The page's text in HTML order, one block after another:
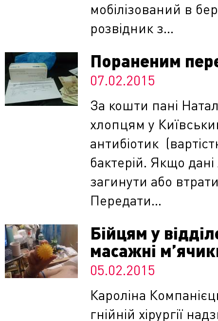
мобілізований в
розвідник з...
Пораненим
07.02.2015
За кошти пані
хлопцям у
антибіотик
бактерій. Якщо
загинути або
Передати...
Бійцям у
масажні
05.02.2015
Кароліна
гнійній хірургії